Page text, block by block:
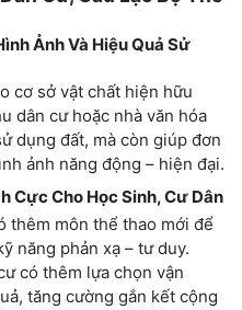
Ảnh Và Hiệu Quả Sử
cơ sở vật chất hiện hữu
dân cư hoặc nhà văn hóa
dụng đất, mà còn giúp đơn
ảnh năng động – hiện đại.
Cực Cho Học Sinh, Cư Dân
thêm môn thể thao mới để
năng phản xạ – tư duy.
có thêm lựa chọn vận
tăng cường gắn kết cộng